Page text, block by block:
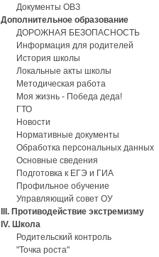
Документы ОВЗ
Дополнительное образование
ДОРОЖНАЯ БЕЗОПАСНОСТЬ
Информация для родителей
История школы
Локальные акты школы
Методическая работа
Моя жизнь - Победа деда!
ГТО
Новости
Нормативные документы
Обработка персональных данных
Основные сведения
Подготовка к ЕГЭ и ГИА
Профильное обучение
Управляющий совет ОУ
III. Противодействие экстремизму
IV. Школа
Родительский контроль
"Точка роста"